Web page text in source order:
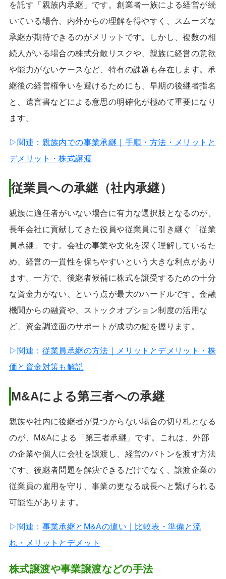
を託す「親族内承継」です。創業者一族による経営が続
いている場合、内外からの理解を得やすく、スムーズな
承継が期待できるのがメリットです。しかし、複数の相
続人がいる場合の株式分散リスクや、親族に経営の意欲
や能力がないケースなど、特有の課題も存在します。承
継後の経営権争いを避けるためにも、早期の後継者指名
と、遺言書などによる意思の明確化が極めて重要になり
ます。
▷関連： 親族内での事業承継｜手順・方法・メリットと
デメリット・株式譲渡
従業員への承継（社内承継）
親族に適任者がいない場合に有力な選択肢となるのが、
長年会社に貢献してきた役員や従業員に引き継ぐ「従業
員承継」です。会社の事業や文化を深く理解しているた
め、経営の一貫性を保ちやすいという大きな利点があり
ます。一方で、後継者候補に株式を譲受するための十分
な資金力がない、という点が最大のハードルです。金融
機関からの融資や、ストックオプション制度の活用な
ど、資金調達面のサポートが成功の鍵を握ります。
▷関連： 従業員承継の方法｜メリットとデメリット・株
価と資金対策も解説
M&Aによる第三者への承継
親族や社内に後継者が見つからない場合の切り札となる
のが、M&Aによる「第三者承継」です。これは、外部
の企業や個人に会社を譲渡し、経営のバトンを渡す方法
です。後継者問題を解決できるだけでなく、譲渡企業の
従業員の雇用を守り、事業の更なる成長へと繋げられる
可能性があります。
▷関連： 事業承継とM&Aの違い｜比較表・準備と流
れ・メリットとデメット
株式譲渡や事業譲渡などの手法